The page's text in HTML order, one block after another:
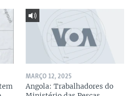
MARÇO 12, 2025
Angola: Trabalhadores do